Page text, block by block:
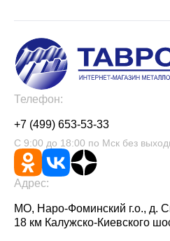
Телефон:
+7 (499) 653-53-33
С 9:00 до 18:00 по Мск без
Адрес:
МО, Наро-Фоминский г.о., д.
18 км Калужско-Киевского